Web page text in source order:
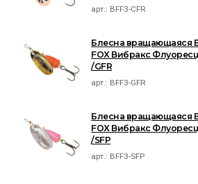
арт.: BFF3-CFR
Блесна вращающаяся
FOX Вибракс
/GFR
арт.: BFF3-GFR
Блесна вращающаяся
FOX Вибракс
/SFP
арт.: BFF3-SFP